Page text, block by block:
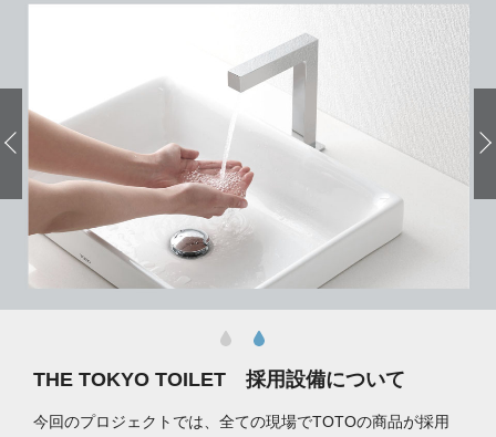
THE TOKYO TOILET 採用設備について
今回のプロジェクトでは、全ての現場でTOTOの商品が採用